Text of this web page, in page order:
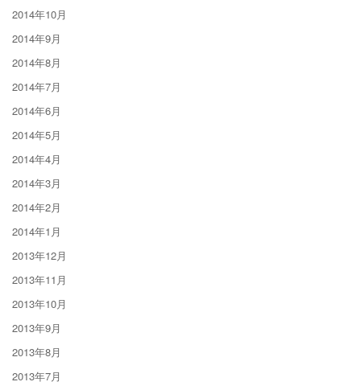
2014年10月
2014年9月
2014年8月
2014年7月
2014年6月
2014年5月
2014年4月
2014年3月
2014年2月
2014年1月
2013年12月
2013年11月
2013年10月
2013年9月
2013年8月
2013年7月